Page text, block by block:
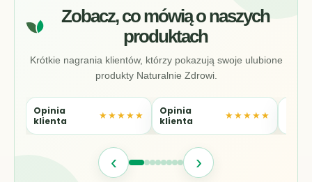
Zobacz, co mówią o naszych
produktach
Krótkie nagrania klientów, którzy pokazują swoje ulubione
produkty Naturalnie Zdrowi.
Opinia
klienta
★★★★★
Opinia
klienta
★★★★★
‹ ›